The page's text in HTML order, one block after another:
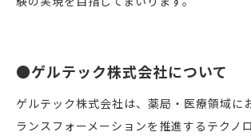
●ゲルテック株式会社について
ゲルテック株式会社は、薬局・医療領域に
ランスフォーメーションを推進するテクノ